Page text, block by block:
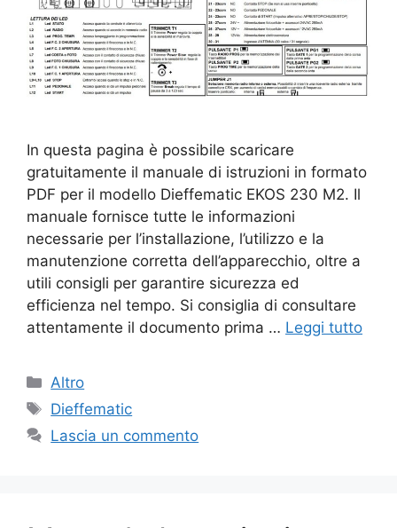
In questa pagina è possibile scaricare
gratuitamente il manuale di istruzioni in formato
PDF per il modello Dieffematic EKOS 230 M2. Il
manuale fornisce tutte le informazioni
necessarie per l’installazione, l’utilizzo e la
manutenzione corretta dell’apparecchio, oltre a
utili consigli per garantire sicurezza ed
efficienza nel tempo. Si consiglia di consultare
attentamente il documento prima … Leggi tutto
Categorie
Altro
Tag
Dieffematic
Lascia un commento